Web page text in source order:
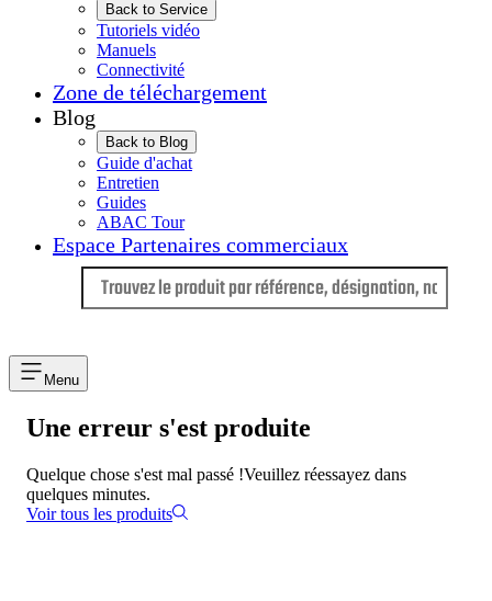
Back to Service
Tutoriels vidéo
Manuels
Connectivité
Zone de téléchargement
Blog
Back to Blog
Guide d'achat
Entretien
Guides
ABAC Tour
Espace Partenaires commerciaux
Menu
Une erreur s'est produite
Quelque chose s'est mal passé !Veuillez réessayez dans
quelques minutes.
Voir tous les produits